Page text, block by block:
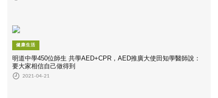
健康生活
明道中學450位師生 共學AED+CPR，AED推廣大使田知學醫師說：
要大家相信自己做得到
2021-04-21